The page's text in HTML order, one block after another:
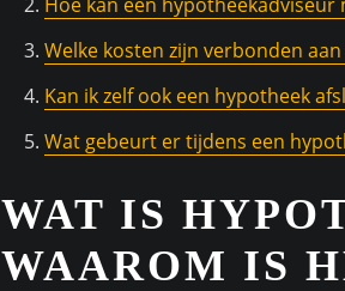
Welke kosten zijn verbonden
Kan ik zelf ook een hypotheek
Wat gebeurt er tijdens een
WAT IS
WAAROM IS